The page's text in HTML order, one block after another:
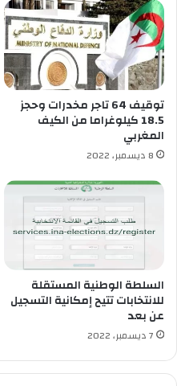
توقيف 64 تاجر مخدرات وحجز
18.5 كيلوغراما من الكيف
المغربي
8 ديسمبر، 2022
السلطة الوطنية المستقلة
للانتخابات تتيح إمكانية التسجيل
عن بعد
7 ديسمبر، 2022